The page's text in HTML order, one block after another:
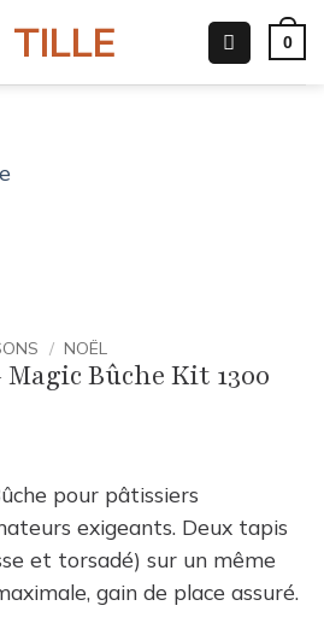
0
/ NOËL
Bûche Kit 1300
pour pâtissiers
exigeants. Deux tapis
et torsadé) sur un même
gain de place assuré.